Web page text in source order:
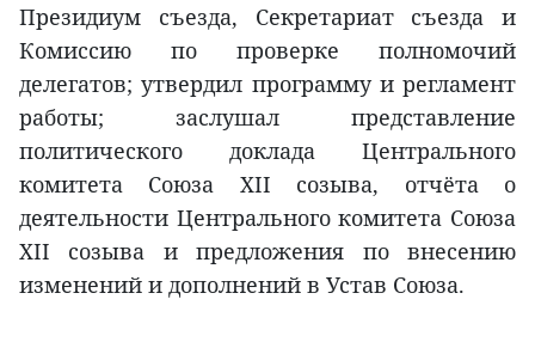
Президиум съезда, Секретариат съезда и
Комиссию по проверке полномочий
делегатов; утвердил программу и регламент
работы; заслушал представление
политического доклада Центрального
комитета Союза XII созыва, отчёта о
деятельности Центрального комитета Союза
XII созыва и предложения по внесению
изменений и дополнений в Устав Союза.